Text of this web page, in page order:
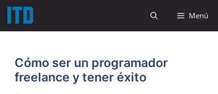
Saltar
contenido
Menú
Cómo ser un programador
freelance y tener éxito